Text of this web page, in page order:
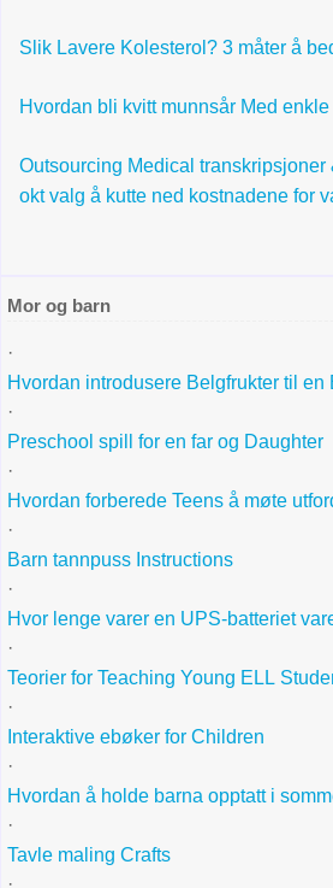
Slik Lavere Kolesterol? 3 måter å
Hvordan bli kvitt munnsår Med
Outsourcing Medical transkripsjoner
okt valg å kutte ned kostnadene for
Mor og barn
·
Hvordan introdusere Belgfrukter til en
·
Preschool spill for en far og Daughter
·
Hvordan forberede Teens å møte
·
Barn tannpuss Instructions
·
Hvor lenge varer en UPS-batteriet
·
Teorier for Teaching Young ELL
·
Interaktive ebøker for Children
·
Hvordan å holde barna opptatt i
·
Tavle maling Crafts